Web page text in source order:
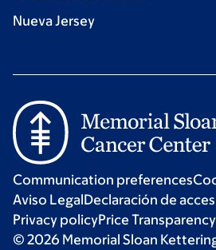
Nueva Jersey
Communication preferences
Aviso LegalDeclaración de
Privacy policyPrice Transparency
© 2026 Memorial Sloan